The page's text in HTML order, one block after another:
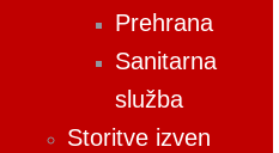
Prehrana
Sanitarna
služba
Storitve izven